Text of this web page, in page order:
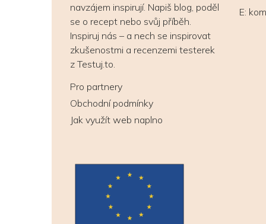
navzájem inspirují. Napiš blog, poděl
se o recept nebo svůj příběh.
Inspiruj nás – a nech se inspirovat
zkušenostmi a recenzemi testerek
z Testuj.to.
Pro partnery
Obchodní podmínky
Jak využít web naplno
E: